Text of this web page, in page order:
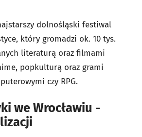
dolnośląski festiwal
który gromadzi ok. 10 tys.
literaturą oraz filmami
popkulturą oraz grami
czy RPG.
we Wrocławiu -